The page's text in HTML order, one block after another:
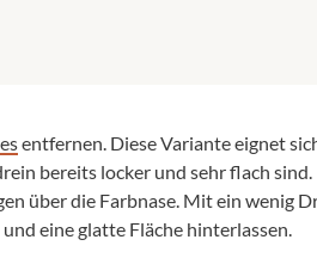
entfernen. Diese Variante eignet
bereits locker und sehr flach sind.
über die Farbnase. Mit ein wenig
eine glatte Fläche hinterlassen.